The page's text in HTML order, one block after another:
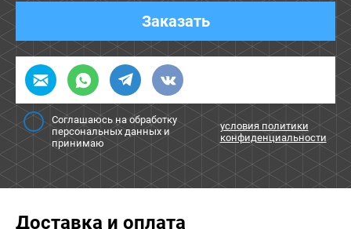
Заказать
Соглашаюсь на обработку
персональных данных и
принимаю
условия политики
конфиденциальности
Доставка и оплата